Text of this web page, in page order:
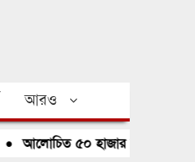
আরও
আলোচিত ৫০ হাজার পিস ইয়াবা